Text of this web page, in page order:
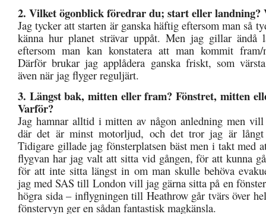
2. Vilket ögonblick föredrar du; start eller landning?
Jag tycker att starten är ganska häftig eftersom man så
känna hur planet strävar uppåt. Men jag gillar ändå
eftersom man kan konstatera att man kommit fram/
Därför brukar jag applådera ganska friskt, som
även när jag flyger reguljärt.
3. Längst bak, mitten eller fram? Fönstret, mitten
Varför?
Jag hamnar alltid i mitten av någon anledning men
där det är minst motorljud, och det tror jag är
Tidigare gillade jag fönsterplatsen bäst men i takt med
flygvan har jag valt att sitta vid gången, för att kunna
för att inte sitta längst in om man skulle behöva
jag med SAS till London vill jag gärna sitta på en
högra sida – inflygningen till Heathrow går tvärs över
fönstervyn ger en sådan fantastisk magkänsla.